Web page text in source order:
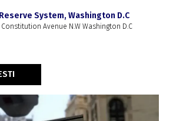
System, Washington D.C
Avenue N.W Washington D.C